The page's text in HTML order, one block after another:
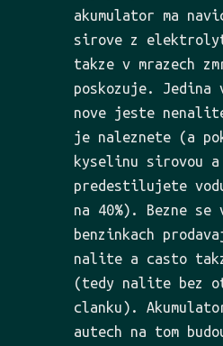
akumulator ma
sirove z
takze v mrazech
poskozuje.
nove jeste
je naleznete (a
kyselinu sirovou a
predestilujete
na 40%). Bezne se
benzinkach
nalite a casto
(tedy nalite bez
clanku).
autech na tom